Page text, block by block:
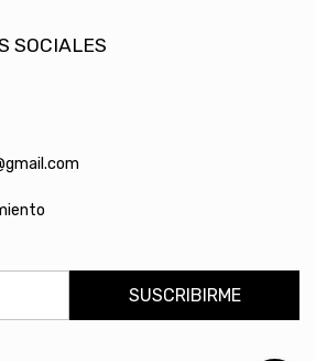
SOCIALES
SUSCRIBIRME